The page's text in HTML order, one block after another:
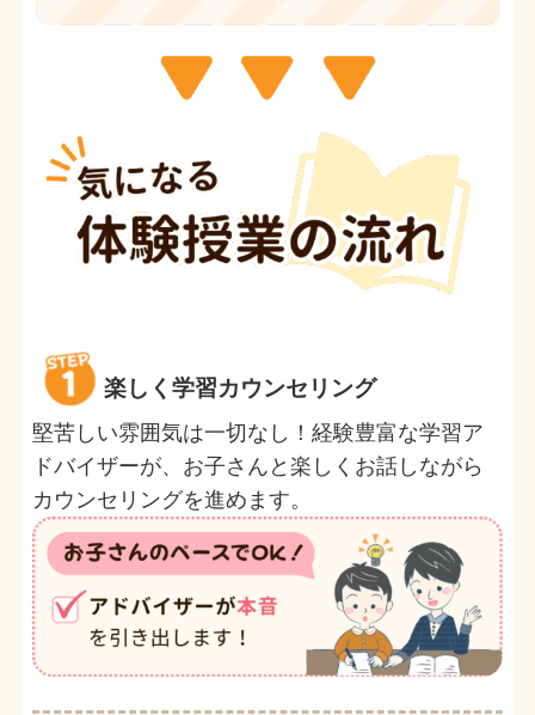
楽しく学習カウンセリング
堅苦しい雰囲気は一切なし！経験豊富な学習ア
ドバイザーが、お子さんと楽しくお話しながら
カウンセリングを進めます。